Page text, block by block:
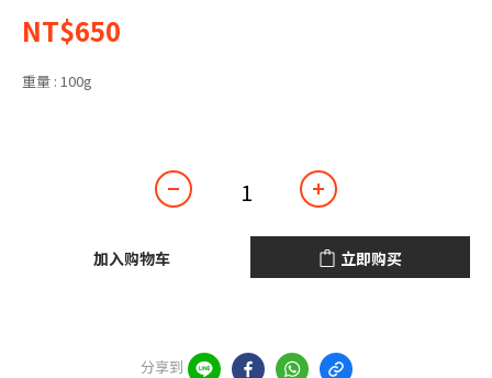
NT$650
重量 : 100g
加入购物车 立即购买
分享到